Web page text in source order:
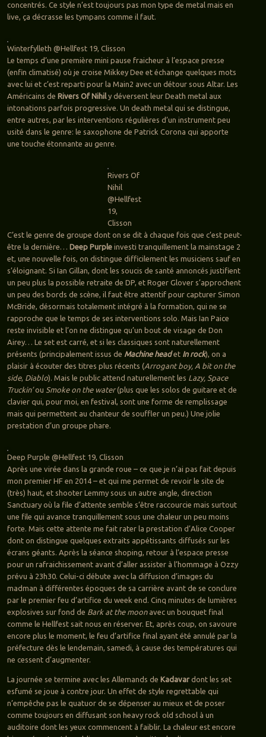
concentrés. Ce style n’est toujours pas mon type de metal mais en
live, ça décrasse les tympans comme il faut.
Winterfylleth @Hellfest 19, Clisson
Le temps d’une première mini pause fraicheur à l’espace presse
(enfin climatisé) où je croise Mikkey Dee et échange quelques mots
avec lui et c’est reparti pour la Main2 avec un détour sous Altar. Les
Américains de Rivers Of Nihily déversent leur Death metal aux
intonations parfois progressive. Un death metal qui se distingue,
entre autres, par les interventions régulières d’un instrument peu
usité dans le genre: le saxophone de Patrick Corona qui apporte
une touche étonnante au genre.
Rivers Of
Nihil
@Hellfest
19,
Clisson
C’est le genre de groupe dont on se dit à chaque fois que c’est peut-
être la dernière… Deep Purpleinvesti tranquillement la mainstage 2
et, une nouvelle fois, on distingue difficilement les musiciens sauf en
s’éloignant. Si Ian Gillan, dont les soucis de santé annoncés justifient
un peu plus la possible retraite de DP, et Roger Glover s’approchent
un peu des bords de scène, il faut être attentif pour capturer Simon
McBride, désormais totalement intégré à la formation, qui ne se
rapproche que le temps de ses interventions solo. Mais Ian Paice
reste invisible et l’on ne distingue qu’un bout de visage de Don
Airey… Le set est carré, et si les classiques sont naturellement
présents (principalement issus de Machine headet In rock), on a
plaisir à écouter des titres plus récents (Arrogant boy, A bit on the
side, Diablo). Mais le public attend naturellement les Lazy, Space
Truckin’ou Smoke on the water(plus que les solos de guitare et de
clavier qui, pour moi, en festival, sont une forme de remplissage
mais qui permettent au chanteur de souffler un peu.) Une jolie
prestation d’un groupe phare.
Deep Purple @Hellfest 19, Clisson
Après une virée dans la grande roue – ce que je n’ai pas fait depuis
mon premier HF en 2014 – et qui me permet de revoir le site de
(très) haut, et shooter Lemmy sous un autre angle, direction
Sanctuary où la file d’attente semble s’être raccourcie mais surtout
une file qui avance tranquillement sous une chaleur un peu moins
forte. Mais cette attente me fait rater la prestation d’Alice Cooper
dont on distingue quelques extraits appétissants diffusés sur les
écrans géants. Après la séance shoping, retour à l’espace presse
pour un rafraichissement avant d’aller assister à l’hommage à Ozzy
prévu à 23h30. Celui-ci débute avec la diffusion d’images du
madman à différentes époques de sa carrière avant de se conclure
par le premier feu d’artifice du week end. Cinq minutes de lumières
explosives sur fond de Bark at the moonavec un bouquet final
comme le Hellfest sait nous en réserver. Et, après coup, on savoure
encore plus le moment, le feu d’artifice final ayant été annulé par la
préfecture dès le lendemain, samedi, à cause des températures qui
ne cessent d’augmenter.
La journée se termine avec les Allemands de Kadavar dont les set
esfumé se joue à contre jour. Un effet de style regrettable qui
n’empêche pas le quatuor de se dépenser au mieux et de poser
comme toujours en diffusant son heavy rock old school à un
auditoire dont les yeux commencent à faiblir. La chaleur est encore